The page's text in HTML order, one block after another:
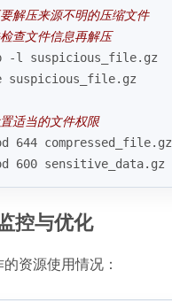
解压来源不明的压缩文件
查文件信息再解压
-l suspicious_file.gz
适当的文件权限
644 compressed_file.gz
600 sensitive_data.gz
控与优化
资源使用情况：